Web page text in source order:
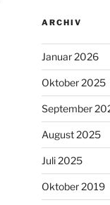
ARCHIV
Januar 2026
Oktober 2025
September
August 2025
Juli 2025
Oktober 2019